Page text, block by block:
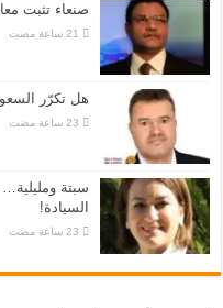
صنعاء تثبت
هل تكرّر
سبتة
السيادة!